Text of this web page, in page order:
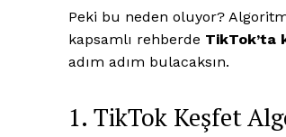
Peki bu neden oluyor?
kapsamlı rehberde TikTok’ta
adım adım bulacaksın.
1. TikTok Keşfet